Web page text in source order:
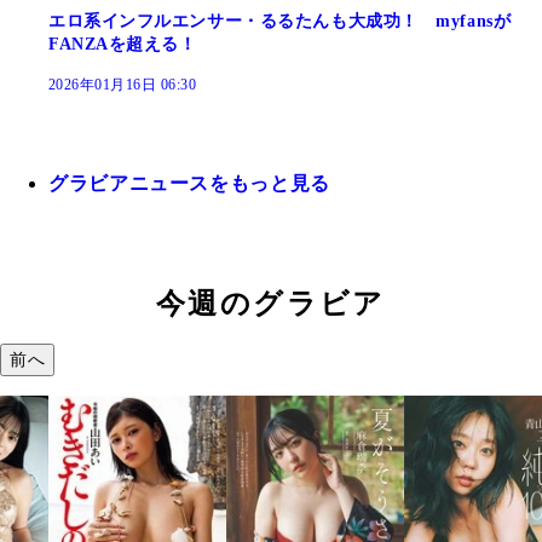
エロ系インフルエンサー・るるたんも大成功！ myfansが
FANZAを超える！
2026年01月16日 06:30
グラビアニュースをもっと見る
今週のグラビア
前へ